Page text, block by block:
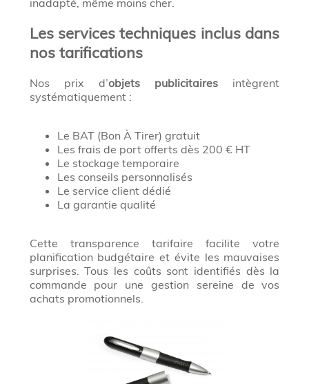
Les services techniques inclus dans
nos tarifications
Nos prix d’objets publicitaires intègrent
systématiquement :
Le BAT (Bon À Tirer) gratuit
Les frais de port offerts dès 200 € HT
Le stockage temporaire
Les conseils personnalisés
Le service client dédié
La garantie qualité
Cette transparence tarifaire facilite votre
planification budgétaire et évite les mauvaises
surprises. Tous les coûts sont identifiés dès la
commande pour une gestion sereine de vos
achats promotionnels.